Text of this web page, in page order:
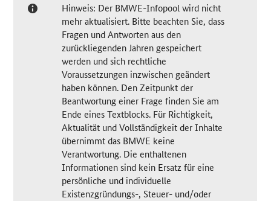
Hinweis: Der BMWE-Infopool wird nicht
mehr aktualisiert. Bitte beachten Sie, dass
Fragen und Antworten aus den
zurückliegenden Jahren gespeichert
werden und sich rechtliche
Voraussetzungen inzwischen geändert
haben können. Den Zeitpunkt der
Beantwortung einer Frage finden Sie am
Ende eines Textblocks. Für Richtigkeit,
Aktualität und Vollständigkeit der Inhalte
übernimmt das BMWE keine
Verantwortung. Die enthaltenen
Informationen sind kein Ersatz für eine
persönliche und individuelle
Existenzgründungs-, Steuer- und/oder